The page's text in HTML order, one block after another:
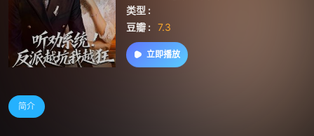
类型 :
豆瓣 :
7.3
立即播放
简介